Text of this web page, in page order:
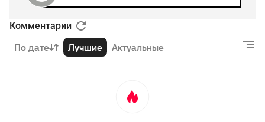
Комментарии
По дате Лучшие Актуальные